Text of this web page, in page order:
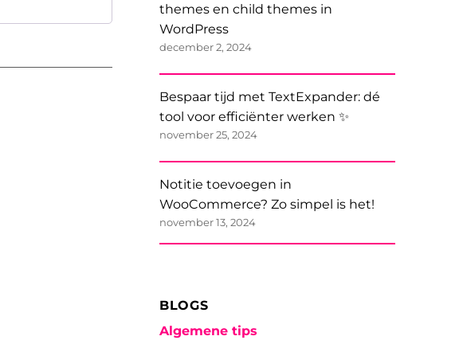
themes en child themes in
WordPress
december 2, 2024
Bespaar tijd met TextExpander: dé
tool voor efficiënter werken ✨
november 25, 2024
Notitie toevoegen in
WooCommerce? Zo simpel is het!
november 13, 2024
BLOGS
Algemene tips